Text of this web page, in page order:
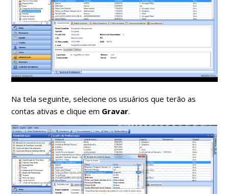
Na tela seguinte, selecione os usuários que terão as
contas ativas e clique em Gravar.